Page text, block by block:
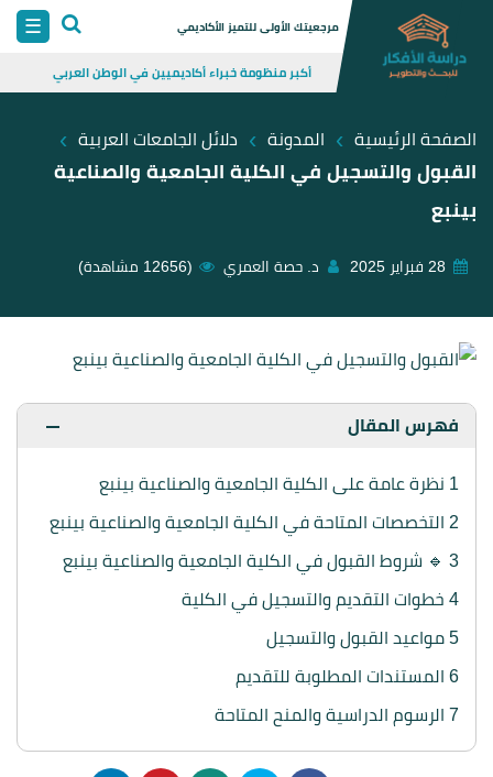
Skip
☰ مرجعيتك الأولى للتميز الأكاديمي
أكبر منظومة خبراء أكاديميين في الوطن العربي
الصفحة الرئيسية › المدونة › دلائل الجامعات العربية ›
القبول والتسجيل في الكلية الجامعية والصناعية
بينبع
د. حصة العمري (12656 مشاهدة)
فهرس المقال
1 نظرة عامة على الكلية الجامعية والصناعية بينبع
2 التخصصات المتاحة في الكلية الجامعية والصناعية بينبع
3 🔹 شروط القبول في الكلية الجامعية والصناعية بينبع
4 خطوات التقديم والتسجيل في الكلية
5 مواعيد القبول والتسجيل
6 المستندات المطلوبة للتقديم
7 الرسوم الدراسية والمنح المتاحة